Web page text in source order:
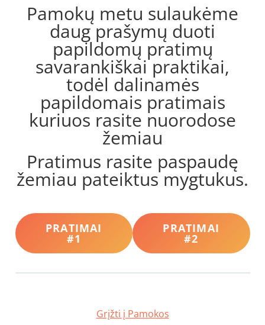
Pamokų metu sulaukėme
daug prašymų duoti
papildomų pratimų
savarankiškai praktikai,
todėl dalinamės
papildomais pratimais
kuriuos rasite nuorodose
žemiau
Pratimus rasite paspaudę
žemiau pateiktus mygtukus.
PRATIMAI
#1
PRATIMAI
#2
Grįžti į Pamokos